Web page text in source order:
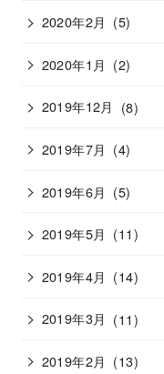
2020年2月 (5)
2020年1月 (2)
2019年12月 (8)
2019年7月 (4)
2019年6月 (5)
2019年5月 (11)
2019年4月 (14)
2019年3月 (11)
2019年2月 (13)